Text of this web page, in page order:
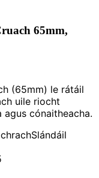
65mm,
(65mm) le rátáil
uile riocht
agus cónaitheacha.
Slándáil